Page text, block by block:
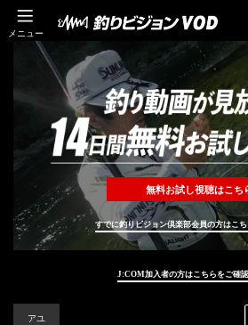
メニュー
無料お試し視聴はこち
すでに釣りビジョン倶楽部会員の方はこ
J:COM加入者の方はこちらをご確
アユ